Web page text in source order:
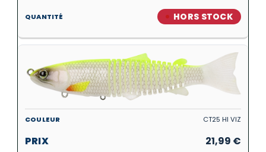
HORS STOCK
CT25 HI VIZ
21,99 €